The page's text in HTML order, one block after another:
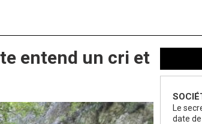
entend un cri et
Le
date